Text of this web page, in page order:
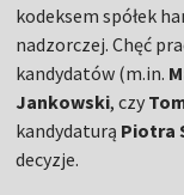
kodeksem spółek
nadzorczej. Chęć
kandydatów (m.in.
Jankowski, czy
kandydaturą Piotra
decyzje.